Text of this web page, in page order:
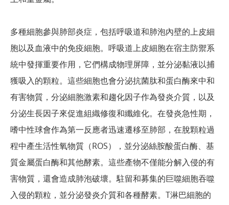
多種細胞參與肺部炎症，包括呼吸道和肺泡內壁的上皮細
胞以及血液中的免疫細胞。呼吸道上皮細胞在宿主防禦系
統中發揮重要作用，它們構成物理屏障，並分泌黏液以捕
獲吸入的顆粒。這些細胞也會分泌抗菌肽和蛋白酶來中和
有害物質，分泌細胞激素和趨化因子作為發炎介質，以及
分泌生長因子來促進組織修復和纖維化。在發炎急性期，
嗜中性球會作為第一反應者迅速遷移至肺部，在脫顆粒過
程中產生活性氧物質（ROS），並分泌絲胺酸蛋白酶、基
質金屬蛋白酶和其他酵素。這些產物不僅能分解入侵的有
害物質，還會造成肺泡破壞。駐留和募集的巨噬細胞吞噬
入侵的顆粒，並分泌發炎介質和各種酵素。T淋巴細胞的